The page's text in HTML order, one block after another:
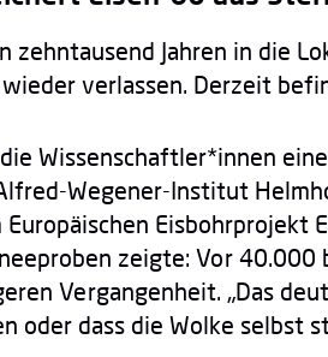
Jahren in die
verlassen. Derzeit
Wissenschaftler*innen
Wegener-Institut
Eisbohrprojekt
zeigte: Vor
Vergangenheit. „Das
oder dass die Wolke selbst